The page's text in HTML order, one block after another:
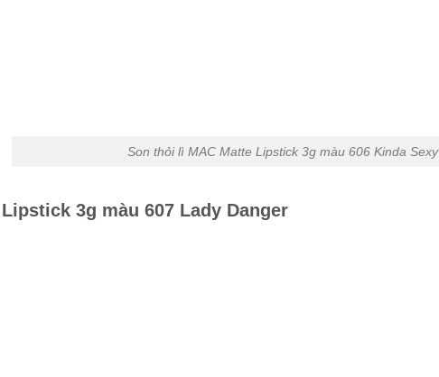
Son thỏi lì MAC Matte Lipstick 3g màu 606 Kinda Sexy
3g màu 607 Lady Danger